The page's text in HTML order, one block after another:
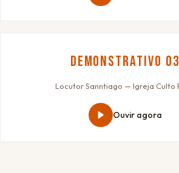
Demonstrativo 03
Locutor Sanntiago — Igreja Culto
Ouvir agora